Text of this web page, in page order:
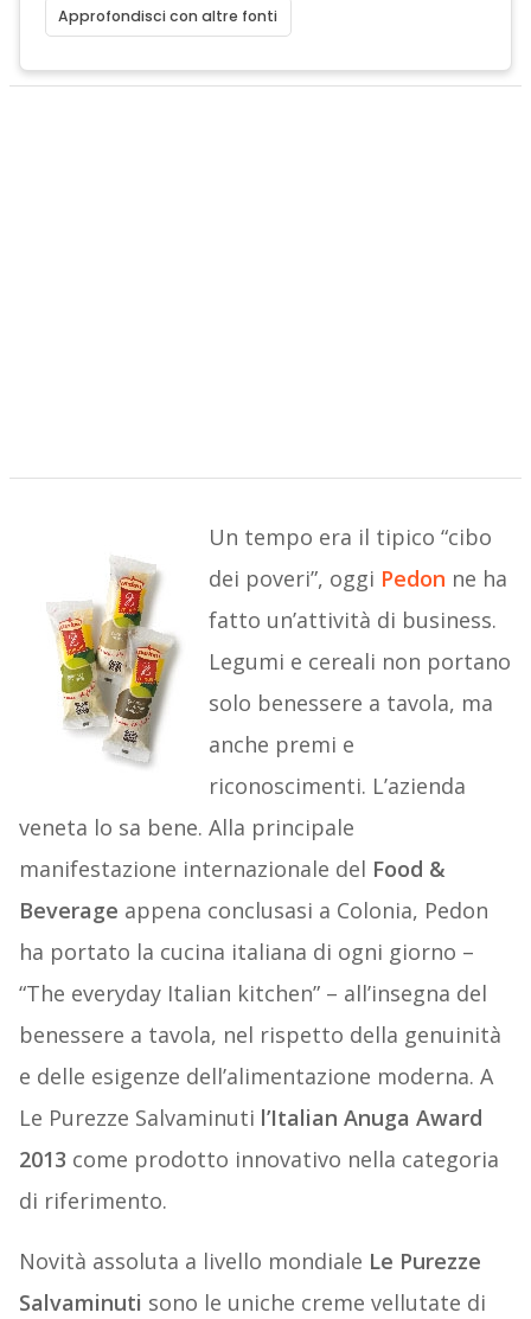
Approfondisci con altre fonti
Un tempo era il tipico “cibo
dei poveri”, oggi Pedon ne ha
fatto un’attività di business.
Legumi e cereali non portano
solo benessere a tavola, ma
anche premi e
riconoscimenti. L’azienda
veneta lo sa bene. Alla principale
manifestazione internazionale del Food &
Beverage appena conclusasi a Colonia, Pedon
ha portato la cucina italiana di ogni giorno –
“The everyday Italian kitchen” – all’insegna del
benessere a tavola, nel rispetto della genuinità
e delle esigenze dell’alimentazione moderna. A
Le Purezze Salvaminuti l’Italian Anuga Award
2013 come prodotto innovativo nella categoria
di riferimento.
Novità assoluta a livello mondiale Le Purezze
Salvaminuti sono le uniche creme vellutate di